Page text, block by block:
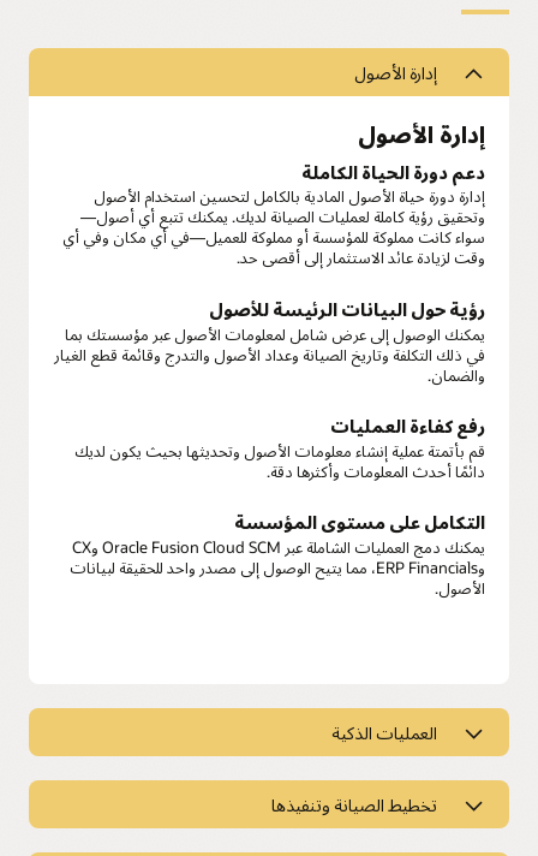
إدارة الأصول
إدارة الأصول
دعم دورة الحياة الكاملة
إدارة دورة حياة الأصول المادية بالكامل لتحسين استخدام الأصول
وتحقيق رؤية كاملة لعمليات الصيانة لديك. يمكنك تتبع أي أصول—
سواء كانت مملوكة للمؤسسة أو مملوكة للعميل—في أي مكان وفي أي
وقت لزيادة عائد الاستثمار إلى أقصى حد.
رؤية حول البيانات الرئيسة للأصول
يمكنك الوصول إلى عرض شامل لمعلومات الأصول عبر مؤسستك بما
في ذلك التكلفة وتاريخ الصيانة وعداد الأصول والتدرج وقائمة قطع الغيار
والضمان.
رفع كفاءة العمليات
قم بأتمتة عملية إنشاء معلومات الأصول وتحديثها بحيث يكون لديك
دائمًا أحدث المعلومات وأكثرها دقة.
التكامل على مستوى المؤسسة
يمكنك دمج العمليات الشاملة عبر Oracle Fusion Cloud SCM وCX
وERP Financials، مما يتيح الوصول إلى مصدر واحد للحقيقة لبيانات
الأصول.
العمليات الذكية
العمليات الذكية للصيانة
تخطيط الصيانة وتنفيذها